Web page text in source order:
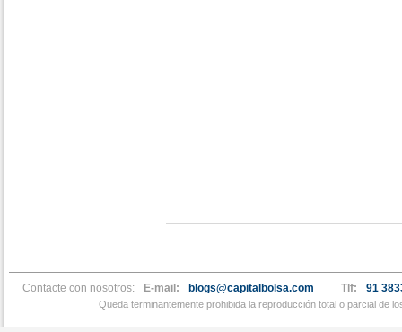
Contacte con nosotros: E-mail: blogs@capitalbolsa.com Tlf: 91
Queda terminantemente prohibida la reproducción total o parcial de